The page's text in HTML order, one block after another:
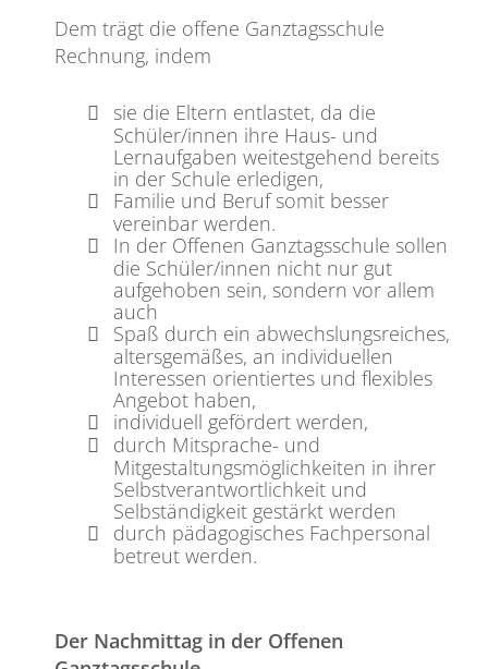
Dem trägt die offene Ganztagsschule
Rechnung, indem
sie die Eltern entlastet, da die
Schüler/innen ihre Haus- und
Lernaufgaben weitestgehend bereits
in der Schule erledigen,
Familie und Beruf somit besser
vereinbar werden.
In der Offenen Ganztagsschule sollen
die Schüler/innen nicht nur gut
aufgehoben sein, sondern vor allem
auch
Spaß durch ein abwechslungsreiches,
altersgemäßes, an individuellen
Interessen orientiertes und flexibles
Angebot haben,
individuell gefördert werden,
durch Mitsprache- und
Mitgestaltungsmöglichkeiten in ihrer
Selbstverantwortlichkeit und
Selbständigkeit gestärkt werden
durch pädagogisches Fachpersonal
betreut werden.
Der Nachmittag in der Offenen